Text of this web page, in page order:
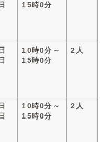
15時0分
10時0分～
15時0分
2人
10時0分～
15時0分
2人